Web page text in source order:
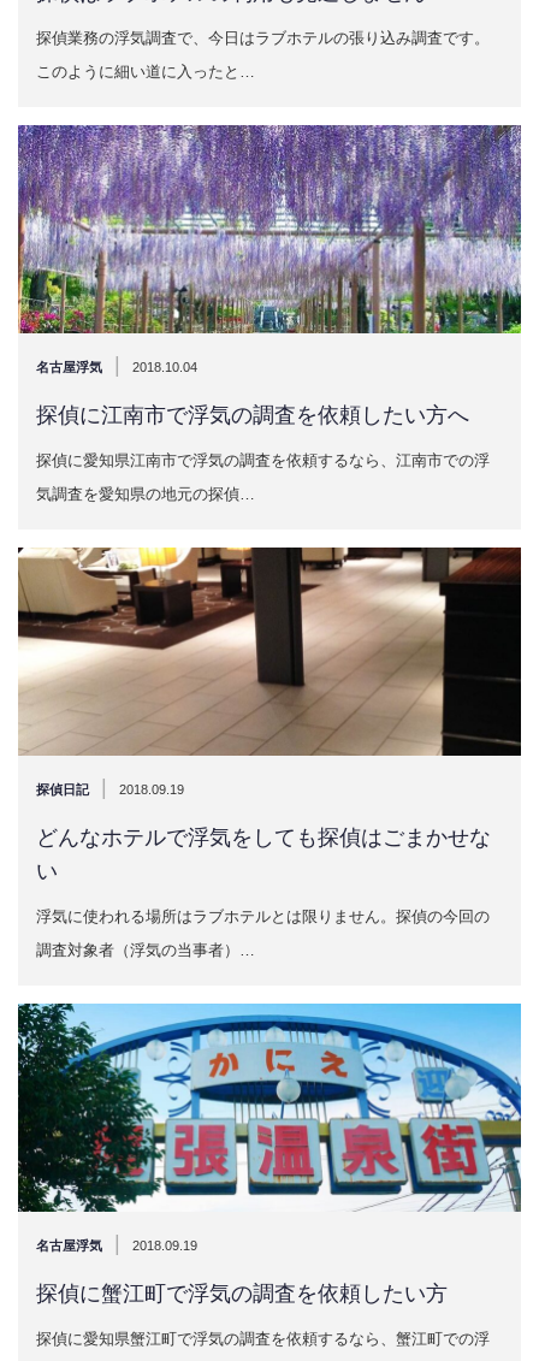
探偵業務の浮気調査で、今日はラブホテルの張り込み調査です。
このように細い道に入ったと…
名古屋浮気 | 2018.10.04
探偵に江南市で浮気の調査を依頼したい方へ
探偵に愛知県江南市で浮気の調査を依頼するなら、江南市での浮
気調査を愛知県の地元の探偵…
探偵日記 | 2018.09.19
どんなホテルで浮気をしても探偵はごまかせな
い
浮気に使われる場所はラブホテルとは限りません。探偵の今回の
調査対象者（浮気の当事者）…
名古屋浮気 2018.09.19
探偵に蟹江町で浮気の調査を依頼したい方
探偵に愛知県蟹江町で浮気の調査を依頼するなら、蟹江町での浮